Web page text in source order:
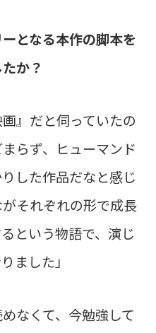
となる本作の脚本を
か？
画』だと伺っていたの
らず、ヒューマンド
した作品だなと感じ
それぞれの形で成長
という物語で、演じ
ました」
めなくて、今勉強して